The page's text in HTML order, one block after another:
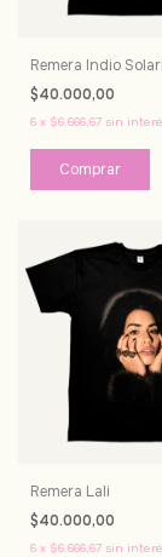
Remera Indio Solari
$40.000,00
6 x $6.666,67 sin
Comprar
Remera Lali
$40.000,00
6 x $6.666,67 sin